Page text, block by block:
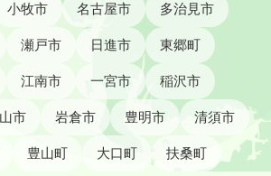
小牧市 名古屋市 多治見市
瀬戸市 日進市 東郷町
江南市 一宮市 稲沢市
市 岩倉市 豊明市 清須市
豊山町 大口町 扶桑町